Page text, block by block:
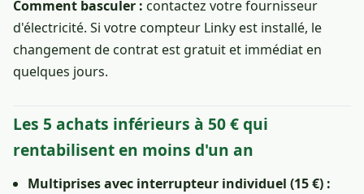
Comment basculer : contactez votre fournisseur
d'électricité. Si votre compteur Linky est installé, le
changement de contrat est gratuit et immédiat en
quelques jours.
Les 5 achats inférieurs à 50 € qui
rentabilisent en moins d'un an
Multiprises avec interrupteur individuel (15 €) :